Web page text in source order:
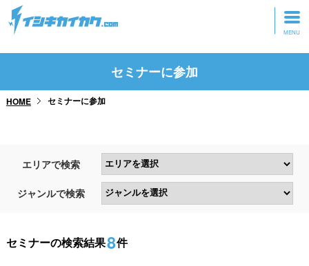
トップページ
研修・ツアーに参加
セミナーに参加
HOME セミナーに参加
エリアで検索
ジャンルで検索
セミナーの検索結果8件